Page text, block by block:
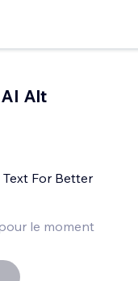
Alt
For Better
le moment